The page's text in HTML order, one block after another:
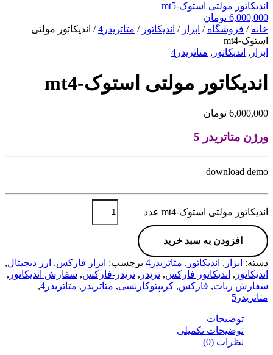
اندیکاتور مولتی استوک-mt5
6,000,000 تومان
خانه / فروشگاه / ابزار / اندیکاتور / متاتریدر4
/ اندیکاتور مولتی
استوک-mt4
ابزار , اندیکاتور , متاتریدر4
اندیکاتور مولتی استوک-mt4
6,000,000 تومان
ورژن متاتریدر 5
download demo
اندیکاتور مولتی استوک-mt4 عدد
افزودن به سبد خرید
دسته: ابزار , اندیکاتور , متاتریدر4 برچسب: ابزار فارکس, ارز دیجیتال,
اندیکاتور , اندیکاتور فارکس, تریدر , تریدر-فارکس, سفارش اندیکاتور ,
سفارش ربات, فارکس, کریپتوکارنسی, متاتریدر , متاتریدر4
,
متاتریدر5
توضیحات
توضیحات تکمیلی
نظرات (0)